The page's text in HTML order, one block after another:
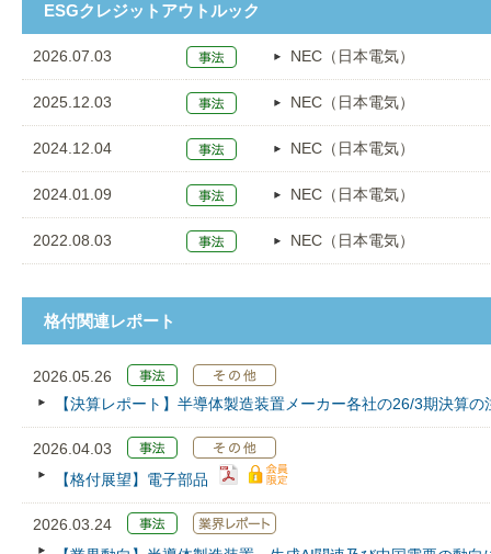
ESGクレジットアウトルック
2026.07.03 NEC（日本電気）
2025.12.03 NEC（日本電気）
2024.12.04 NEC（日本電気）
2024.01.09 NEC（日本電気）
2022.08.03 NEC（日本電気）
格付関連レポート
2026.05.26
【決算レポート】半導体製造装置メーカー各社の26/3期決算の
2026.04.03
【格付展望】電子部品
2026.03.24